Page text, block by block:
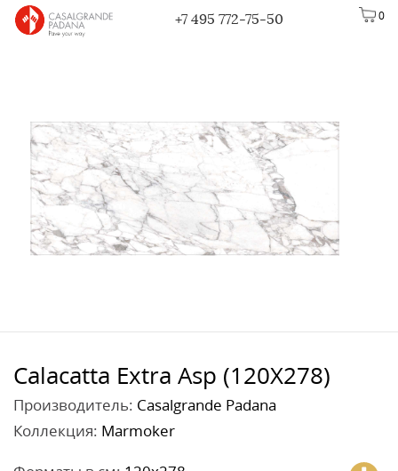
0
+7 495 772-75-50
Calacatta Extra Asp (120X278)
Производитель: Casalgrande Padana
Коллекция: Marmoker